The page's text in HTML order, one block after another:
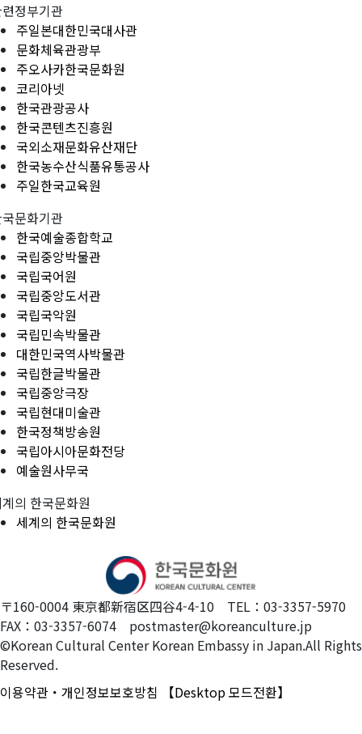
정부기관
주일본대한민국대사관
문화체육관광부
주오사카한국문화원
코리아넷
한국관광공사
한국콘텐츠진흥원
국외소재문화유산재단
한국농수산식품유통공사
주일한국교육원
문화기관
한국예술종합학교
국립중앙박물관
국립국어원
국립중앙도서관
국립국악원
국립민속박물관
대한민국역사박물관
국립한글박물관
국립중앙극장
국립현대미술관
한국정책방송원
국립아시아문화전당
예술원사무국
의 한국문화원
세계의 한국문화원
〒160-0004 東京都新宿区四谷4-4-10 TEL：03-3357-5970
FAX：03-3357-6074 postmaster@koreanculture.jp
©Korean Cultural Center Korean Embassy in Japan.All Rights
Reserved.
이용약관・개인정보보호방침
【Desktop 모드전환】